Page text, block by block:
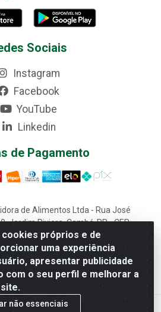
próprios e de
uma experiência
apresentar publicidade
com o seu perfil e melhorar a
site.
não essenciais
Sociais
Instagram
Facebook
YouTube
Linkedin
de Pagamento
de Alimentos Ltda - Rua José
Jardim Riviera, Cambé-PR - CEP
02.611.870/0001-22
de Alimentos Ltda - Rua Lagoa
Cascavel-PR - CEP 85817-
02.611.870/0002-03